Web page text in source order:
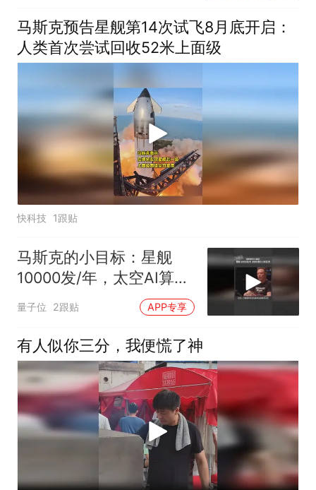
马斯克预告星舰第14次试飞8月底开启：
人类首次尝试回收52米上面级
快科技 1跟贴
马斯克的小目标：星舰
10000发/年，太空AI算力
1太瓦/年
量子位 2跟贴 APP专享
有人似你三分，我便慌了神